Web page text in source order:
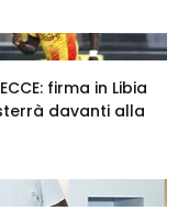
firma in Libia
davanti alla